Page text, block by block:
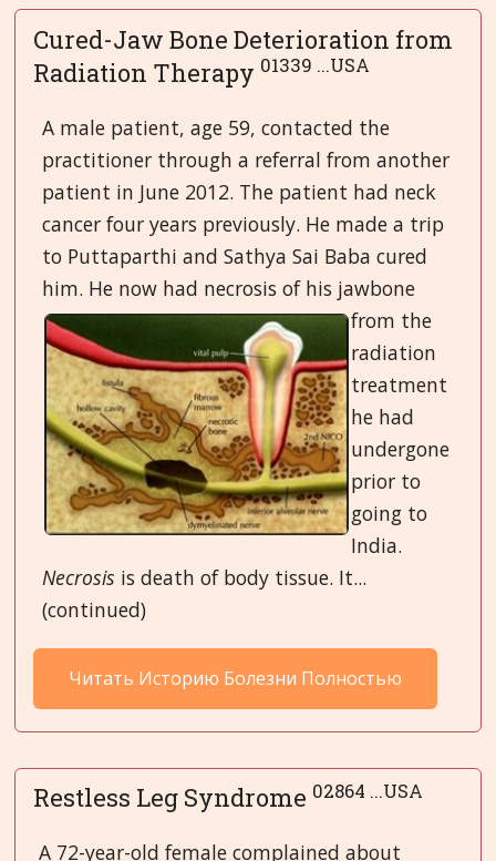
Cured-Jaw Bone Deterioration from
Radiation Therapy 01339 ...USA
A male patient, age 59, contacted the
practitioner through a referral from another
patient in June 2012. The patient had neck
cancer four years previously. He made a trip
to Puttaparthi and Sathya Sai Baba cured
him. He now had necrosis of his jawbone
from the
radiation
treatment
he had
undergone
prior to
going to
India.
Necrosis is death of body tissue. It...
(continued)
Читать Историю Болезни Полностью
Restless Leg Syndrome 02864 ...USA
A 72-year-old female complained about